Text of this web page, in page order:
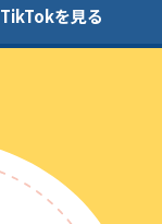
TikTokを見る